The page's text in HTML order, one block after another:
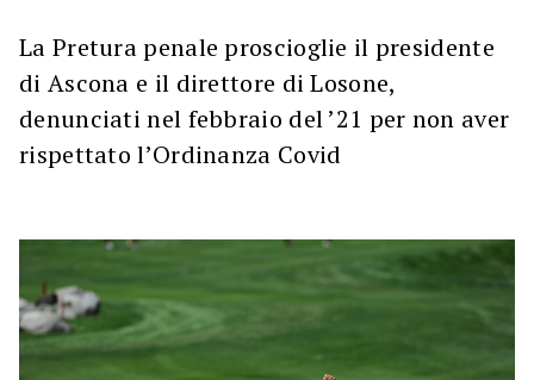
La Pretura penale proscioglie il presidente
di Ascona e il direttore di Losone,
denunciati nel febbraio del ’21 per non aver
rispettato l’Ordinanza Covid